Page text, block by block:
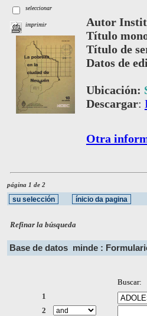
seleccionar
imprimir Autor
Título
Título de
Datos de
Ubicación:
Descargar:
Otra
página 1 de 2
Refinar la búsqueda
Base de datos minde :
Buscar:
1
2